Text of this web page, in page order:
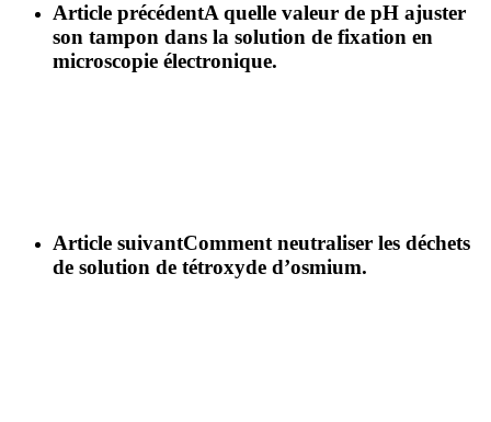
Article précédentA quelle valeur de pH ajuster
son tampon dans la solution de fixation en
microscopie électronique.
Article suivantComment neutraliser les déchets
de solution de tétroxyde d’osmium.